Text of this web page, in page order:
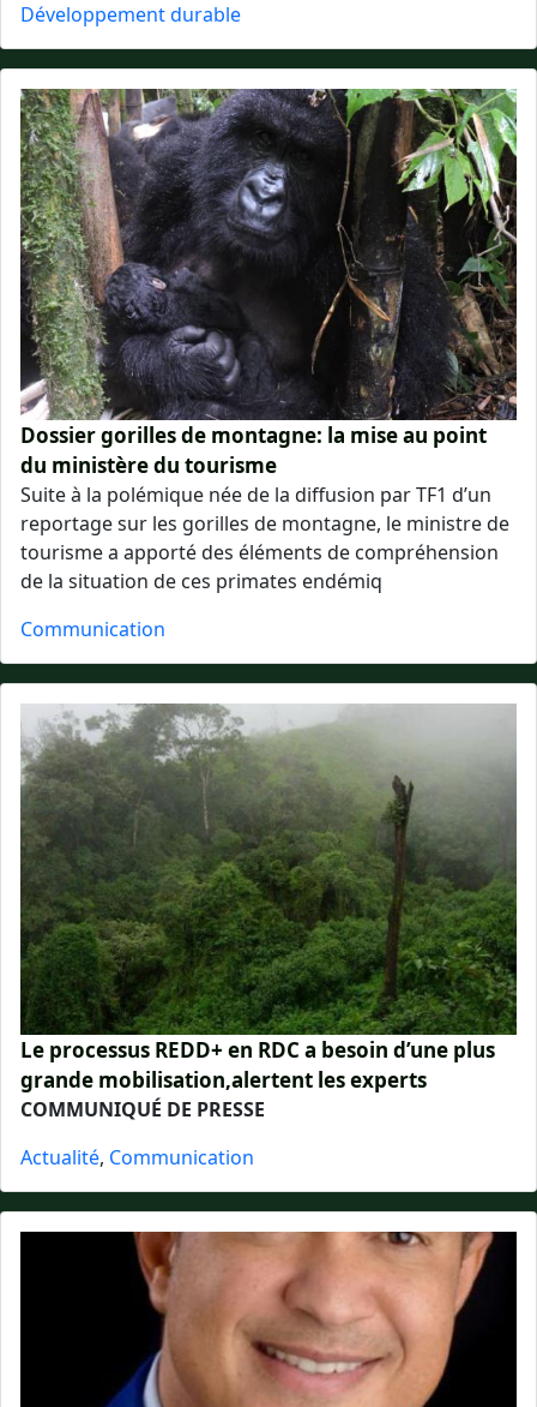
Développement durable
Dossier gorilles de montagne: la mise au point
du ministère du tourisme
Suite à la polémique née de la diffusion par TF1 d’un
reportage sur les gorilles de montagne, le ministre de
tourisme a apporté des éléments de compréhension
de la situation de ces primates endémiq
Communication
Le processus REDD+ en RDC a besoin d’une plus
grande mobilisation,alertent les experts
COMMUNIQUÉ DE PRESSE
Actualité, Communication